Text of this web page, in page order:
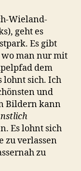
Wieland-
geht es
Es gibt
wo man nur mit
dem
lohnt sich. Ich
und
Bildern kann
Es lohnt sich
zu verlassen
zu